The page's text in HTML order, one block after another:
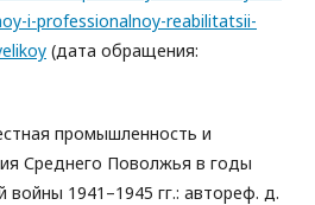
i-professionalnoy-reabilitatsii-
(дата обращения:
промышленность и
Среднего Поволжья в годы
войны 1941–1945 гг.: автореф. д.